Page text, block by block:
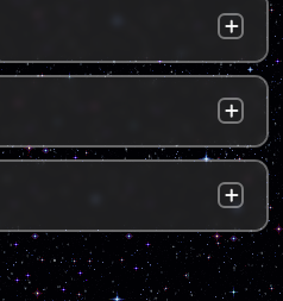
單成立後，24小時內寄出，2
可送達指定地址。
：訂單成立後，24小時內寄出，
可送達指定便利店。（ 如遇休
情況，將另外通知您）。
付成功並至便利店取貨者須核
必須是商品託運單上的收件
勿使用暱稱、假名以免無法順利
式只需於配達貨物時，將訂單
金的方式繳款，即可完成付
，會寄送簡訊通知取貨，請至
員您訂購時所填寫的聯絡電話
取貨。
策原因，包裝上不會註明內容
錄影，已確保雙方權益。